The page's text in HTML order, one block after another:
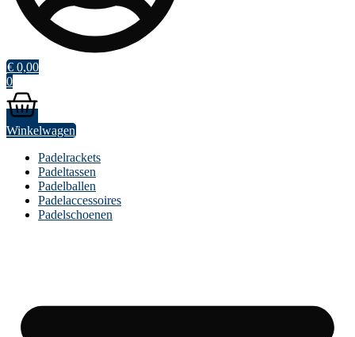
€ 0,00
0
Winkelwagen
Padelrackets
Padeltassen
Padelballen
Padelaccessoires
Padelschoenen